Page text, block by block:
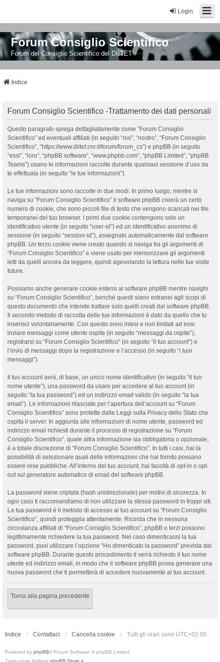
Login
Forum Consiglio Scientifico
Forum del Consiglio Scientifico del DIITET
Indice
Forum Consiglio Scientifico -Trattamento dei dati personali
Questo paragrafo spiega dettagliatamente come “Forum Consiglio
Scientifico” ed eventuali affiliati (in seguito “noi”, “nostro”, “Forum Consiglio
Scientifico”, “https://www.diitet.cnr.it/forum/forum_cs”) e phpBB (in seguito
“essi”, “loro”, “phpBB software”, “www.phpbb.com”, “phpBB Limited”, “phpBB
Teams”) usano le informazioni raccolte durante qualsiasi sessione d’uso da
te effettuata (in seguito “le tue informazioni”).
Le tue informazioni sono raccolte in due modi. In primo luogo, mentre si
naviga su “Forum Consiglio Scientifico” il software phpBB creerà un certo
numero di cookie, che sono piccoli file di testo che vengono scaricati nei file
temporanei del tuo browser. I primi due cookie contengono solo un
identificativo utente (in seguito “user-id”) ed un identificativo anonimo di
sessione (in seguito “session-id”), assegnato automaticamente dal software
phpBB. Un terzo cookie viene creato quando si naviga tra gli argomenti di
“Forum Consiglio Scientifico” e viene usato per memorizzare gli argomenti
letti da quelli ancora da leggere, quindi agevolando la lettura nelle tue visite
future.
Possiamo anche generare cookie esterni al software phpBB mentre navighi
su “Forum Consiglio Scientifico”, benché questi siano estranei agli scopi di
questo documento che intende trattare solo quelli creati dal software phpBB.
Il secondo metodo di raccolta delle tue informazioni è dato da quello che tu
inserisci volontariamente. Con questo sono intesi e non limitati ad essi:
inviare messaggi come utente ospite (in seguito “messaggi da ospite”),
registrarsi su “Forum Consiglio Scientifico” (in seguito “il tuo account”) e
l’invio di messaggi dopo la registrazione e l’accesso (in seguito “i tuoi
messaggi”).
Il tuo account avrà, di base, un unico nome identificativo (in seguito “il tuo
nome utente”), una password da usare per accedere al tuo account (in
seguito “la tua password”) ed un indirizzo email valido (in seguito “la tua
email”). Le informazioni rilasciate per l’apertura dell’account su “Forum
Consiglio Scientifico” sono protette dalle Leggi sulla Privacy dello Stato che
ospita il server. In aggiunta alle informazioni di nome utente, password ed
indirizzo email richiesti durante il processo di registrazione su “Forum
Consiglio Scientifico”, quale altra informazione sia obbligatoria o opzionale,
è a totale discrezione di “Forum Consiglio Scientifico”. In tutti i casi, hai la
possibilità di selezionare quali delle informazioni che hai fornito possano
essere rese pubbliche. All’interno del tuo account, hai facoltà di opt-in o opt-
out sul generatore automatico di email del software phpBB.
La password viene criptata (hash unidirezionale) per motivi di sicurezza. In
ogni caso ti raccomandiamo di non utilizzare la stessa password in troppi siti.
La tua password è il metodo di accesso al tuo account su “Forum Consiglio
Scientifico”, quindi proteggila attentamente. Ricorda che in nessuna
circostanza affiliati di “Forum Consiglio Scientifico”, phpBB o terzi possono
legittimamente richiedere la tua password. Nel caso dimenticassi la tua
password, puoi utilizzare l’opzione “Ho dimenticato la password” prevista dal
software phpBB. Durante questo procedimento ti verrà richiesto il tuo nome
utente ed indirizzo email, in modo che il software phpBB possa generare una
nuova password che ti permetterà di accedere nuovamente al tuo account.
Torna alla pagina precedente
Indice Contattaci Cancella cookie Tutti gli orari sono UTC+02:00
Powered by phpBB® Forum Software © phpBB Limited
Traduzione Italiana phpBB-Store.it